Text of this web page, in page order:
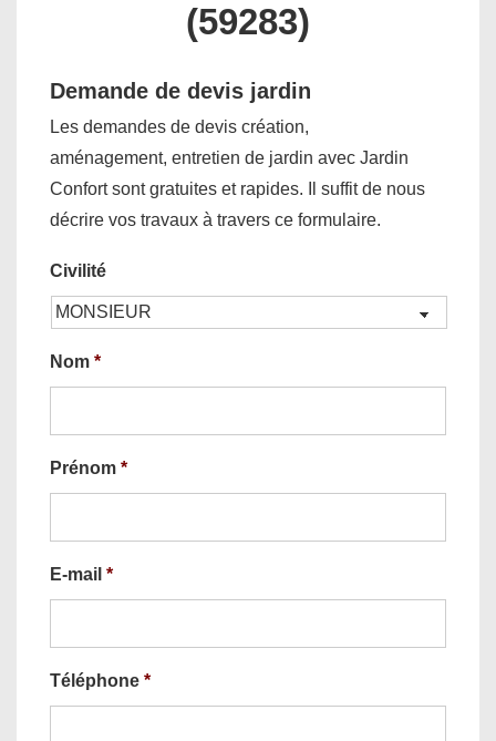
(59283)
Demande de devis jardin
Les demandes de devis création,
aménagement, entretien de jardin avec Jardin
Confort sont gratuites et rapides. Il suffit de nous
décrire vos travaux à travers ce formulaire.
Civilité
Nom *
Prénom *
E-mail *
Téléphone *